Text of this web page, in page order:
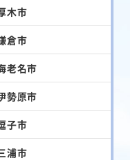
木市
倉市
老名市
勢原市
子市
浦市